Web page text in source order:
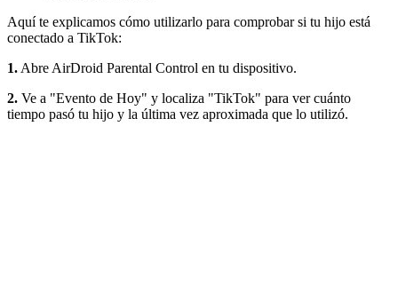
Aquí te explicamos cómo utilizarlo para comprobar si tu hijo está
conectado a TikTok:
1. Abre AirDroid Parental Control en tu dispositivo.
2. Ve a "Evento de Hoy" y localiza "TikTok" para ver cuánto
tiempo pasó tu hijo y la última vez aproximada que lo utilizó.